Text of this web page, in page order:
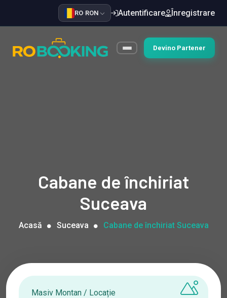
RO·RON Autentificare Înregistrare
Devino Partener
Cabane de închiriat
Suceava
Acasă Suceava Cabane de închiriat Suceava
Masiv Montan / Locație